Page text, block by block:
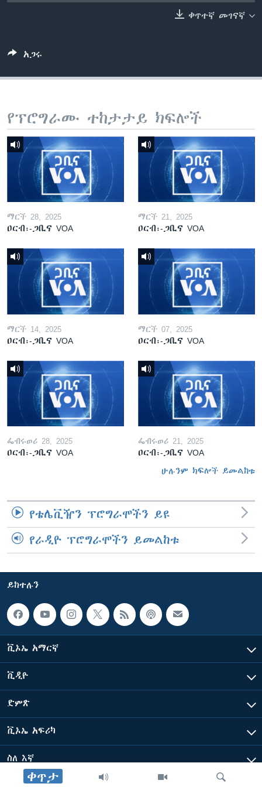
ቀጥታ
ቀጥተኛ መገናኛ
አጋሩ
የፕሮግራሙ ተከታታይ ክፍሎች
ማርች 28, 2025
ዐርብ፡-ጋቢና VOA
ማርች 21, 2025
ዐርብ፡-ጋቢና VOA
ማርች 14, 2025
ዐርብ፡-ጋቢና VOA
ማርች 07, 2025
ዐርብ፡-ጋቢና VOA
ፌብሩወሪ 28, 2025
ዐርብ፡-ጋቢና VOA
ፌብሩወሪ 21, 2025
ዐርብ፡-ጋቢና VOA
ሁሉንም ክፍሎች ይመልከቱ
የቴሌቪዥን ፕሮግራሞችን ይዩ
የራዲዮ ፕሮግራሞችን ይመልከቱ
ይከተሉን
ቪኦኤ አማርኛ
ቪዲዮ
ድምጽ
ቪኦኤ አፍሪካ
ስለ እኛ